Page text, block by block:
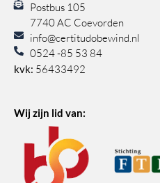
Postbus 105
7740 AC Coevorden
info@certitudobewind.nl
0524 -85 53 84
kvk: 56433492
Wij zijn lid van: